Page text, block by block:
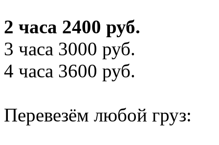
2 часа 2400 руб.
3 часа 3000 руб.
4 часа 3600 руб.
Перевезём любой груз: